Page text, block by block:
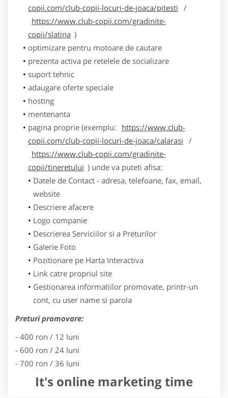
copii.com/club-copii-locuri-de-joaca/pitesti /
https://www.club-copii.com/gradinite-
copii/slatina )
optimizare pentru motoare de cautare
prezenta activa pe retelele de socializare
suport tehnic
adaugare oferte speciale
hosting
mentenanta
pagina proprie (exemplu:
https://www.club-
copii.com/club-copii-locuri-de-joaca/calarasi /
https://www.club-copii.com/gradinite-
copii/tineretului ) unde va puteti afisa:
Datele de Contact - adresa, telefoane, fax, email,
website
Descriere afacere
Logo companie
Descrierea Serviciilor si a Preturilor
Galerie Foto
Pozitionare pe Harta Interactiva
Link catre propriul site
Gestionarea informatiilor promovate, printr-un
cont, cu user name si parola
Preturi promovare:
- 400 ron / 12 luni
- 600 ron / 24 luni
- 700 ron / 36 luni
It's online marketing time